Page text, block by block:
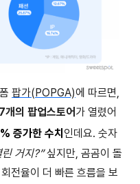
팝가(POPGA)에 따르면,
의 팝업스토어 가 열렸어
증가한 수치 인데요. 숫자
거지?”싶지만, 곰곰이 돌
전율이 더 빠른 흐름을 보